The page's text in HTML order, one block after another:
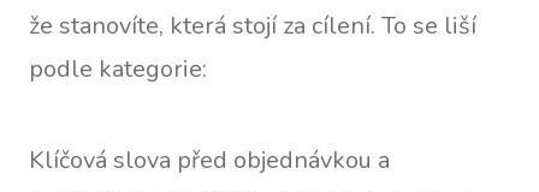
že stanovíte, která stojí za cílení. To se liší
podle kategorie:
Klíčová slova před objednávkou a